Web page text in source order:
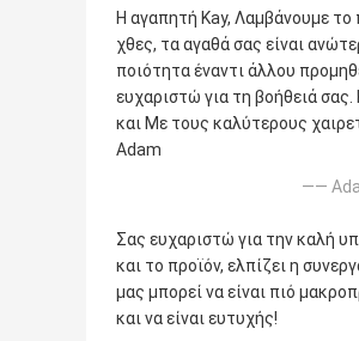
Η αγαπητή Kay, Λαμβάνουμε το
χθες, τα αγαθά σας είναι
ποιότητα έναντι άλλου
ευχαριστώ για τη βοήθειά
και Με τους καλύτερους
Adam
——
Σας ευχαριστώ για την καλή
και το προϊόν, ελπίζει η
μας μπορεί να είναι πιό
και να είναι ευτυχής!